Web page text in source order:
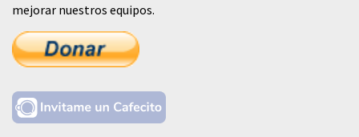
mejorar nuestros equipos.